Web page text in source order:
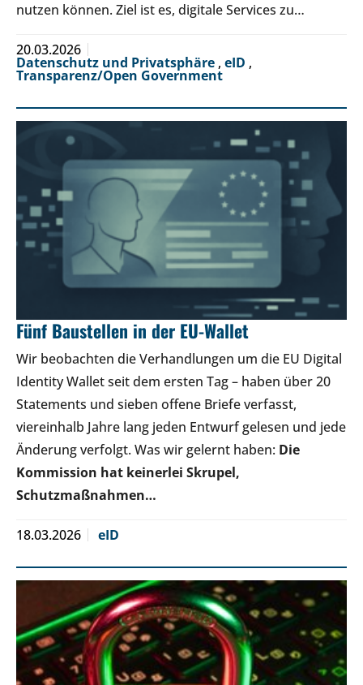
nutzen können. Ziel ist es, digitale Services zu…
20.03.2026
Datenschutz und Privatsphäre , eID ,
Transparenz/Open Government
Fünf Baustellen in der EU-Wallet
Wir beobachten die Verhandlungen um die EU Digital
Identity Wallet seit dem ersten Tag – haben über 20
Statements und sieben offene Briefe verfasst,
viereinhalb Jahre lang jeden Entwurf gelesen und jede
Änderung verfolgt. Was wir gelernt haben: Die
Kommission hat keinerlei Skrupel,
Schutzmaßnahmen…
18.03.2026 eID